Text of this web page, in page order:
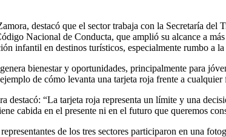
destacó que el sector trabaja con la Secretaría
Nacional de Conducta, que amplió su alcance a
infantil en destinos turísticos, especialmente rumbo a
bienestar y oportunidades, principalmente para
de cómo levanta una tarjeta roja frente a
destacó: “La tarjeta roja representa un límite y una
cabida en el presente ni en el futuro que queremos
de los tres sectores participaron en una